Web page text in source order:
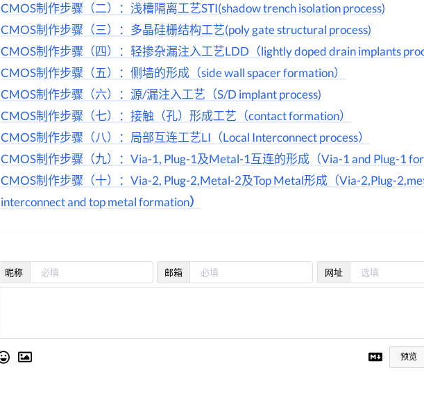
CMOS制作步骤（二）：浅槽隔离工艺STI(shadow trench isolation process)
CMOS制作步骤（三）：多晶硅栅结构工艺(poly gate structural process)
CMOS制作步骤（四）：轻掺杂漏注入工艺LDD（lightly doped drain implants
CMOS制作步骤（五）：侧墙的形成（side wall spacer formation）
CMOS制作步骤（六）：源/漏注入工艺（S/D implant process)
CMOS制作步骤（七）：接触（孔）形成工艺（contact formation）
CMOS制作步骤（八）：局部互连工艺LI（Local Interconnect process）
CMOS制作步骤（九）：Via-1, Plug-1及Metal-1互连的形成（Via-1 and Plug-1
CMOS制作步骤（十）：Via-2, Plug-2,Metal-2及Top Metal形成（Via-2,Plug-
interconnect and top metal formation）
昵称 邮箱 网址
预览